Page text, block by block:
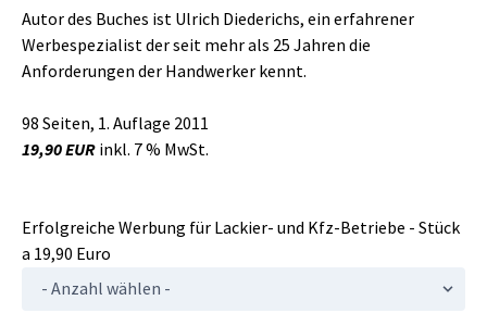
Autor des Buches ist Ulrich Diederichs, ein erfahrener
Werbespezialist der seit mehr als 25 Jahren die
Anforderungen der Handwerker kennt.
98 Seiten, 1. Auflage 2011
19,90 EURinkl. 7 % MwSt.
Erfolgreiche Werbung für Lackier- und Kfz-Betriebe - Stück
a 19,90 Euro